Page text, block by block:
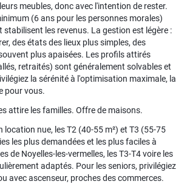
meubles, donc avec l'intention de rester.
(6 ans pour les personnes morales)
les revenus. La gestion est légère :
des états des lieux plus simples, des
plus apaisées. Les profils attirés
retraités) sont généralement solvables et
la sérénité à l'optimisation maximale, la
pour vous.
attire les familles. Offre de maisons.
location nue, les T2 (40-55 m²) et T3 (55-75
les plus demandées et les plus faciles à
de Noyelles-les-vermelles, les T3-T4 voire les
adaptés. Pour les seniors, privilégiez
avec ascenseur, proches des commerces.